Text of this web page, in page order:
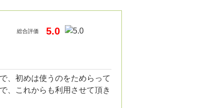
総合評価 5.0
、初めは使うのをためらって
、これからも利用させて頂き